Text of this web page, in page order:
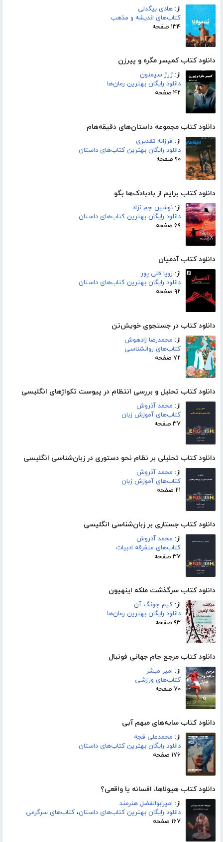
از: هادی بیگدلی
کتاب‌های اندیشه و مذهب
۱۳۴ صفحه
دانلود کتاب کمیسر مگره و پیرزن
از:ژرژ سیمنون
دانلود رایگان بهترین رمان‌ها
۴۲ صفحه
دانلود کتاب مجموعه داستان‌های دقیقه‌هام
از: فرزانه تقدیری
دانلود رایگان بهترین کتاب‌های داستان
۹۰ صفحه
دانلود کتاب برایم از بادبادک‌ها بگو
از: نوشین جم نژاد
دانلود رایگان بهترین کتاب‌های داستان
۶۹ صفحه
دانلود کتاب آدمیان
از: زویا قلی پور
دانلود رایگان بهترین کتاب‌های داستان
۹۲ صفحه
دانلود کتاب در جستجوی خویش‌تن
از: محمدرضا زادهوش
کتاب‌های روانشناسی
۷۲ صفحه
دانلود کتاب تحلیل و بررسی انتظام در پیوست تکواژهای انگلیسی
از: محمد آذروش
کتاب‌های آموزش زبان
۳۷ صفحه
دانلود کتاب تحلیلی بر نظام نحو دستوری در زبان‌شناسی انگلیسی
از: محمد آذروش
کتاب‌های آموزش زبان
۲۱ صفحه
دانلود کتاب جستاری بر زبان‌شناسی انگلیسی
از: محمد آذروش
کتاب‌های متفرقه ادبیات
۳۷ صفحه
دانلود کتاب سرگذشت ملکه اینهیون
از: کیم جونگ آن
دانلود رایگان بهترین رمان‌ها
۹۳ صفحه
دانلود کتاب مرجع جام جهانی فوتبال
از: امیر مبشر
کتاب‌های ورزشی
۷۰ صفحه
دانلود کتاب سایه‌های مبهم آبی
از: محمدعلی قجه
دانلود رایگان بهترین کتاب‌های داستان
۱۷۶ صفحه
دانلود کتاب هیولاها، افسانه یا واقعی؟
از: امیرابوالفضل هنرمند
دانلود رایگان بهترین کتاب‌های داستان، کتاب‌های سرگرمی
۱۶۷ صفحه